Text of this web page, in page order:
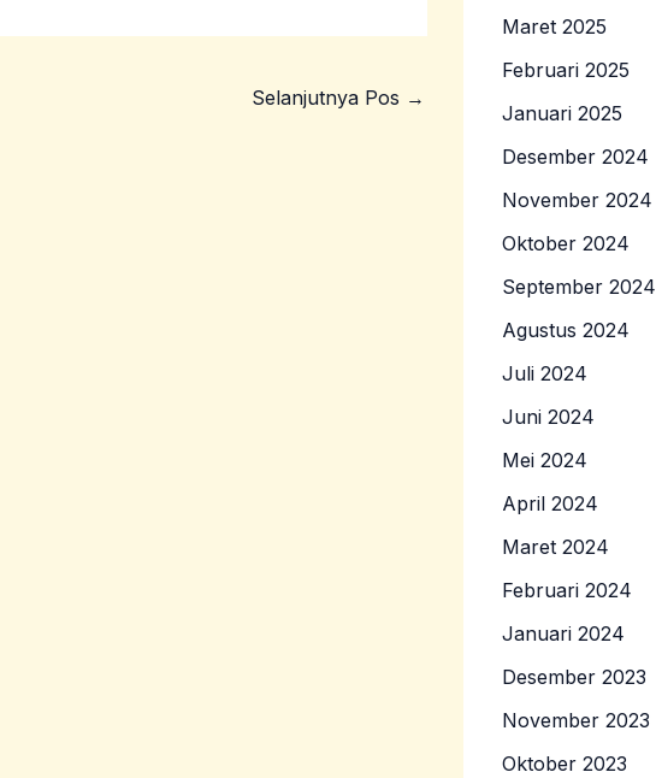
Selanjutnya Pos →
Maret 2025
Februari 2025
Januari 2025
Desember 2024
November 2024
Oktober 2024
September 2024
Agustus 2024
Juli 2024
Juni 2024
Mei 2024
April 2024
Maret 2024
Februari 2024
Januari 2024
Desember 2023
November 2023
Oktober 2023